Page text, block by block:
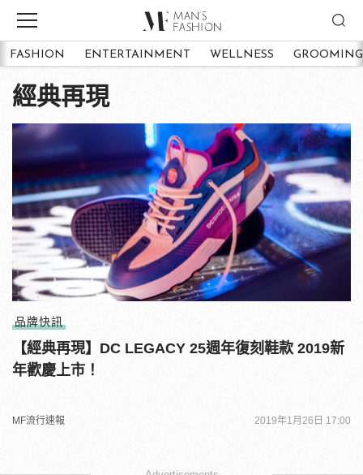
FASHION ENTERTAINMENT WELLNESS GROOMING
經典再現
品牌快訊
【經典再現】DC LEGACY 25週年復刻鞋款 2019新
年歡慶上市！
MF流行速報 2019年1月26日 17:00